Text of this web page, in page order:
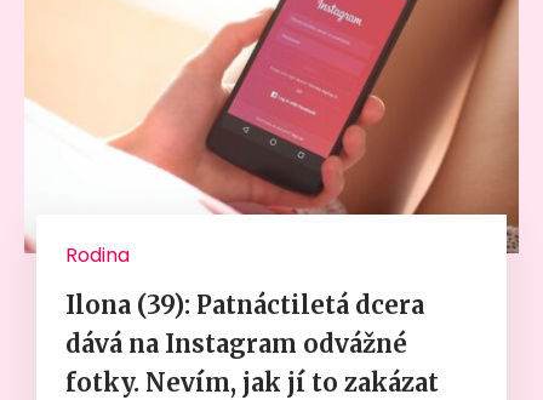
Rodina
Ilona (39): Patnáctiletá dcera
dává na Instagram odvážné
fotky. Nevím, jak jí to zakázat